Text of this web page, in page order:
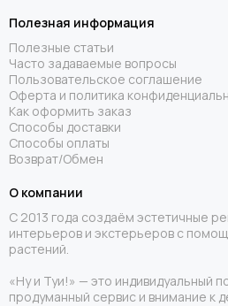
Полезная информация
Полезные статьи
Часто задаваемые вопросы
Пользовательское соглашение
Оферта и политика
Как оформить заказ
Способы доставки
Способы оплаты
Возврат/Обмен
О компании
С 2013 года создаём эстетичные
интерьеров и экстерьеров с
растений.
«Ну и Туи!» — это индивидуальный
продуманный сервис и внимание к